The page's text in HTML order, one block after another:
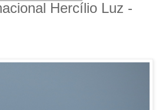
Hercílio Luz -